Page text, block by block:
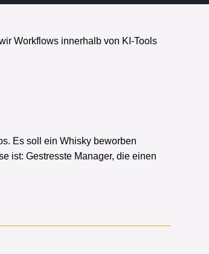
Workflows innerhalb von KI-Tools
Es soll ein Whisky beworben
ist: Gestresste Manager, die einen